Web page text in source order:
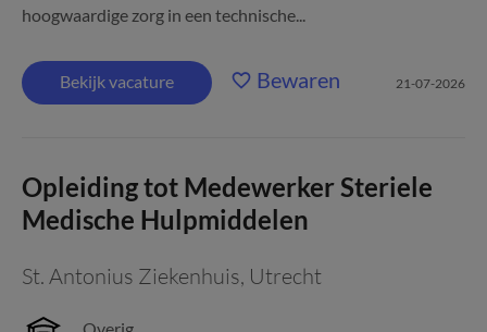
hoogwaardige zorg in een technische...
Bekijk vacature Bewaren 21-07-2026
Opleiding tot Medewerker Steriele
Medische Hulpmiddelen
St. Antonius Ziekenhuis, Utrecht